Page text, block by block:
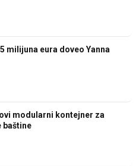
milijuna eura doveo Yanna
modularni kontejner za
baštine